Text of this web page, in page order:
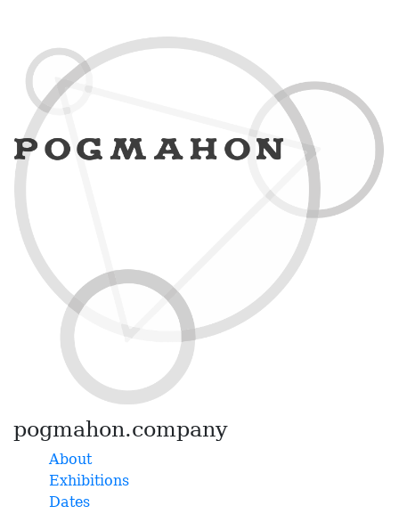
pogmahon.company
About
Exhibitions
Dates